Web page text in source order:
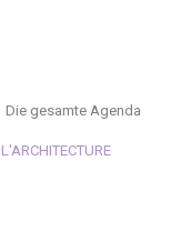
Die gesamte Agenda